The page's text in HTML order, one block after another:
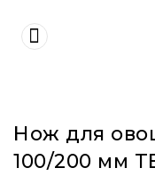
Нож для
100/200 мм